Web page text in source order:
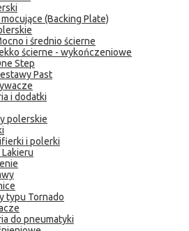
(Backing Plate)
i średnio ścierne
ścierne - wykończeniowe
Step
Past
i dodatki
polerskie
i polerki
typu Tornado
do pneumatyki